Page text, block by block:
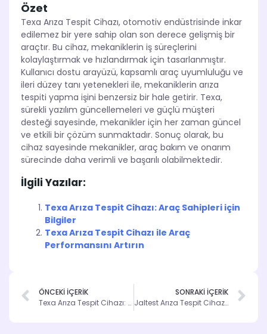
Özet
Texa Arıza Tespit Cihazı, otomotiv endüstrisinde inkar
edilemez bir yere sahip olan son derece gelişmiş bir
araçtır. Bu cihaz, mekaniklerin iş süreçlerini
kolaylaştırmak ve hızlandırmak için tasarlanmıştır.
Kullanıcı dostu arayüzü, kapsamlı araç uyumluluğu ve
ileri düzey tanı yetenekleri ile, mekaniklerin arıza
tespiti yapma işini benzersiz bir hale getirir. Texa,
sürekli yazılım güncellemeleri ve güçlü müşteri
desteği sayesinde, mekanikler için her zaman güncel
ve etkili bir çözüm sunmaktadır. Sonuç olarak, bu
cihaz sayesinde mekanikler, araç bakım ve onarım
sürecinde daha verimli ve başarılı olabilmektedir.
İlgili Yazılar:
Texa Arıza Tespit Cihazı: Araç Sahipleri için
Bilgiler
Texa Arıza Tespit Cihazı ile Araç
Performansını Artırın
ÖNCEKİ İÇERİK
Texa Arıza Tespit Cihazı: Neden Tercih Etmelisiniz?
SONRAKİ İÇERİK
Jaltest Arıza Tespit Cihazı ile İşletmenizi Güçlendirin